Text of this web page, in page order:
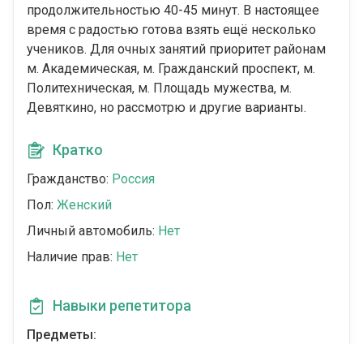
продолжительностью 40-45 минут. В настоящее
время с радостью готова взять ещё несколько
учеников. Для очных занятий приоритет районам
м. Академическая, м. Гражданский проспект, м.
Политехническая, м. Площадь мужества, м.
Девяткино, но рассмотрю и другие варианты.
Кратко
Гражданство: Россия
Пол: Женский
Личный автомобиль: Нет
Наличие прав: Нет
Навыки репетитора
Предметы: